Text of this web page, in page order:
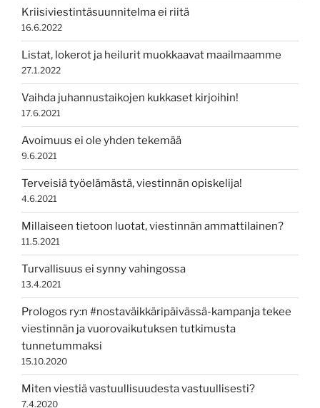
Kriisiviestintäsuunnitelma ei riitä
16.6.2022
Listat, lokerot ja heilurit muokkaavat maailmaamme
27.1.2022
Vaihda juhannustaikojen kukkaset kirjoihin!
17.6.2021
Avoimuus ei ole yhden tekemää
9.6.2021
Terveisiä työelämästä, viestinnän opiskelija!
4.6.2021
Millaiseen tietoon luotat, viestinnän ammattilainen?
11.5.2021
Turvallisuus ei synny vahingossa
13.4.2021
Prologos ry:n #nostaväikkäripäivässä-kampanja tekee
viestinnän ja vuorovaikutuksen tutkimusta
tunnetummaksi
15.10.2020
Miten viestiä vastuullisuudesta vastuullisesti?
7.4.2020